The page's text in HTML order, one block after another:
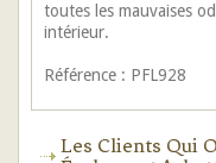
toutes les mauvaises
intérieur.
Référence : PFL928
Les Clients Qui